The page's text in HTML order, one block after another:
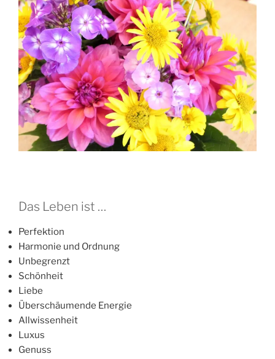
Das Leben ist …
Perfektion
Harmonie und Ordnung
Unbegrenzt
Schönheit
Liebe
Überschäumende Energie
Allwissenheit
Luxus
Genuss